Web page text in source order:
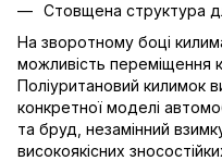
Стовщена структура
На зворотному боці
можливість переміщення
Поліуритановий килимок
конкретної моделі
та бруд, незамінний
високоякісних